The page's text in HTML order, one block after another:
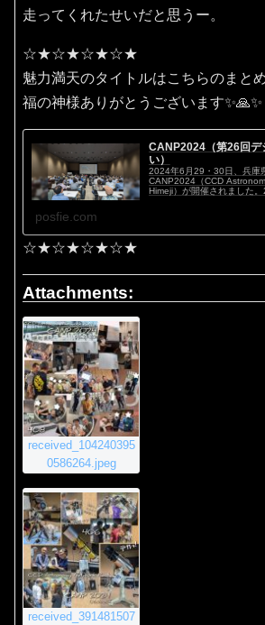
走ってくれたせいだと思うー。
☆★☆★☆★☆★
魅力満天のタイトルはこちらのまと
福の神様ありがとうございます✨🙏✨
CANP2024（第26回デ
い）
2024年6月29・30日、兵庫
CANP2024（CCD
Himeji）が開催されました
posfie.com
☆★☆★☆★☆★
Attachments:
received_104240395
0586264.jpeg
received_391481507